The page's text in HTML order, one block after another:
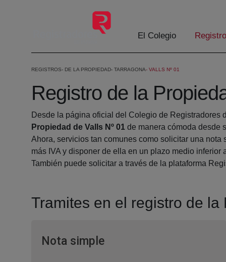
El Colegio
REGISTROS DE LA PROPIEDAD TARRAGONA VALLS Nº 01
Registro de la
Desde la página oficial del Colegio de
Propiedad de Valls Nº 01 de manera cómoda desde
Ahora, servicios tan comunes como solicitar una nota
más IVA y disponer de ella en un plazo medio inferior
También puede solicitar a través de la plataforma
Tramites en el registro de la
Nota simpleVentana nueva